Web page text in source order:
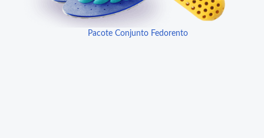
Pacote Conjunto Fedorento